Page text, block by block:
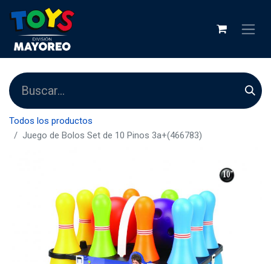
Todos los productos
Juego de Bolos Set de 10 Pinos 3a+(466783)